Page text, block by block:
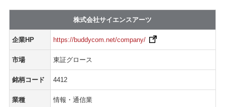
株式会社サイエンスアーツ
企業HP https://buddycom.net/company/
市場 東証グロース
銘柄コード 4412
業種 情報・通信業